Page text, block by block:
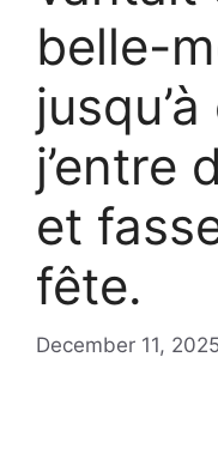
belle-
j’entre
et
fête.
December 11, 2025